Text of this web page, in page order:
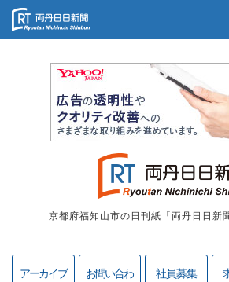
京都府福知山市の日刊紙「両丹日日新
アーカイブ
お問い合わ
社員募集